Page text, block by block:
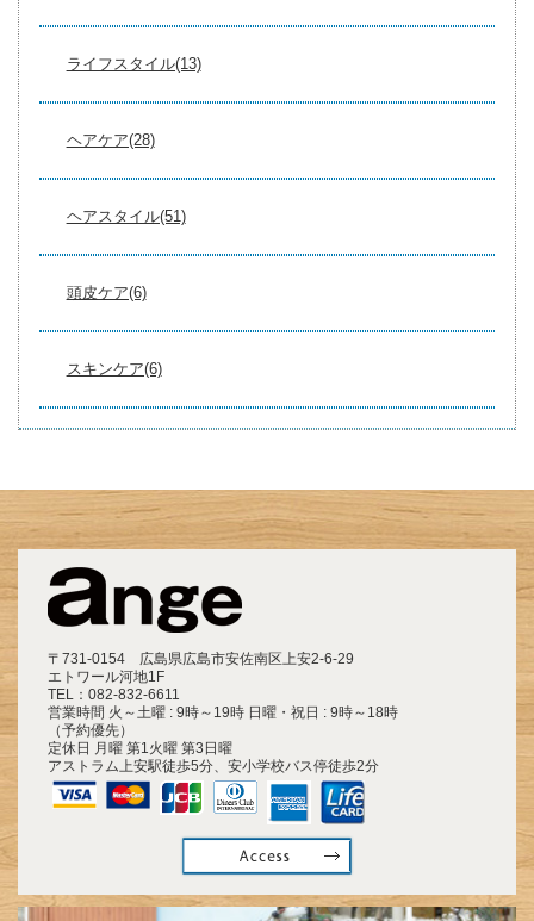
ライフスタイル(13)
ヘアケア(28)
ヘアスタイル(51)
頭皮ケア(6)
スキンケア(6)
〒731-0154 広島県広島市安佐南区上安2-6-29
エトワール河地1F
TEL： 082-832-6611
営業時間 火～土曜 : 9時～19時 日曜・祝日 : 9時～18時
（予約優先）
定休日 月曜 第1火曜 第3日曜
アストラム上安駅徒歩5分、安小学校バス停徒歩2分